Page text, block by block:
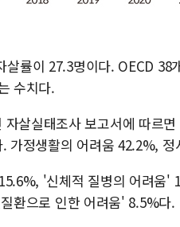
률이 27.3명이다. OECD 38
수치다.
살실태조사 보고서에 따르
정생활의 어려움 42.2%,
'신체적 질병의 어려움'
환으로 인한 어려움' 8.5%다.